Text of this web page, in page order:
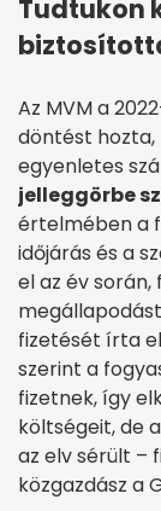
Tudtukon
Az MVM a
döntést
egyenletes
jelleggörbe
értelmében a
időjárás és a
el az év
fizetését írta
szerint a
fizetnek, így
költségeit, de
az elv sérült –
közgazdász a